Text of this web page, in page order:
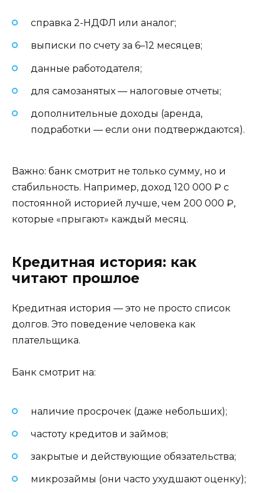
справка 2-НДФЛ или аналог;
выписки по счету за 6–12 месяцев;
данные работодателя;
для самозанятых — налоговые отчеты;
дополнительные доходы (аренда,
подработки — если они подтверждаются).
Важно: банк смотрит не только сумму, но и
стабильность. Например, доход 120 000 ₽ с
постоянной историей лучше, чем 200 000 ₽,
которые «прыгают» каждый месяц.
Кредитная история: как
читают прошлое
Кредитная история — это не просто список
долгов. Это поведение человека как
плательщика.
Банк смотрит на:
наличие просрочек (даже небольших);
частоту кредитов и займов;
закрытые и действующие обязательства;
микрозаймы (они часто ухудшают оценку);